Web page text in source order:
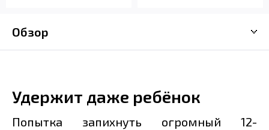
Обзор
Удержит даже ребёнок
Попытка запихнуть огромный 12-